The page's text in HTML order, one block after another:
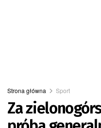
Strona główna Sport
Za